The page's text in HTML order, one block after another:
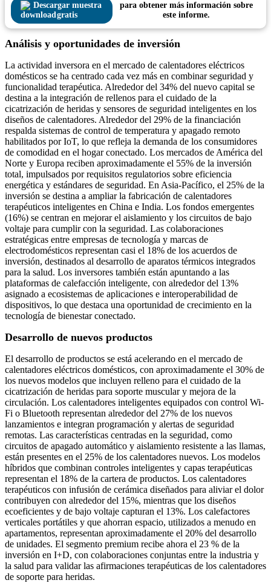
Descargar muestra
gratis
para obtener más información sobre
este informe.
Análisis y oportunidades de inversión
La actividad inversora en el mercado de calentadores eléctricos
domésticos se ha centrado cada vez más en combinar seguridad y
funcionalidad terapéutica. Alrededor del 34% del nuevo capital se
destina a la integración de rellenos para el cuidado de la
cicatrización de heridas y sensores de seguridad inteligentes en los
diseños de calentadores. Alrededor del 29% de la financiación
respalda sistemas de control de temperatura y apagado remoto
habilitados por IoT, lo que refleja la demanda de los consumidores
de comodidad en el hogar conectado. Los mercados de América del
Norte y Europa reciben aproximadamente el 55% de la inversión
total, impulsados ​​por requisitos regulatorios sobre eficiencia
energética y estándares de seguridad. En Asia-Pacífico, el 25% de la
inversión se destina a ampliar la fabricación de calentadores
terapéuticos inteligentes en China e India. Los fondos emergentes
(16%) se centran en mejorar el aislamiento y los circuitos de bajo
voltaje para cumplir con la seguridad. Las colaboraciones
estratégicas entre empresas de tecnología y marcas de
electrodomésticos representan casi el 18% de los acuerdos de
inversión, destinados al desarrollo de aparatos térmicos integrados
para la salud. Los inversores también están apuntando a las
plataformas de calefacción inteligente, con alrededor del 13%
asignado a ecosistemas de aplicaciones e interoperabilidad de
dispositivos, lo que destaca una oportunidad de crecimiento en la
tecnología de bienestar conectado.
Desarrollo de nuevos productos
El desarrollo de productos se está acelerando en el mercado de
calentadores eléctricos domésticos, con aproximadamente el 30% de
los nuevos modelos que incluyen relleno para el cuidado de la
cicatrización de heridas para soporte muscular y mejora de la
circulación. Los calentadores inteligentes equipados con control Wi-
Fi o Bluetooth representan alrededor del 27% de los nuevos
lanzamientos e integran programación y alertas de seguridad
remotas. Las características centradas en la seguridad, como
circuitos de apagado automático y aislamiento resistente a las llamas,
están presentes en el 25% de los calentadores nuevos. Los modelos
híbridos que combinan controles inteligentes y capas terapéuticas
representan el 18% de la cartera de productos. Los calentadores
terapéuticos con infusión de cerámica diseñados para aliviar el dolor
contribuyen con alrededor del 15%, mientras que los diseños
ecoeficientes y de bajo voltaje capturan el 13%. Los calefactores
verticales portátiles y que ahorran espacio, utilizados a menudo en
apartamentos, representan aproximadamente el 20% del desarrollo
de unidades. El segmento premium recibe ahora el 23 % de la
inversión en I+D, con colaboraciones conjuntas entre la industria y
la salud para validar las afirmaciones terapéuticas de los calentadores
de soporte para heridas.